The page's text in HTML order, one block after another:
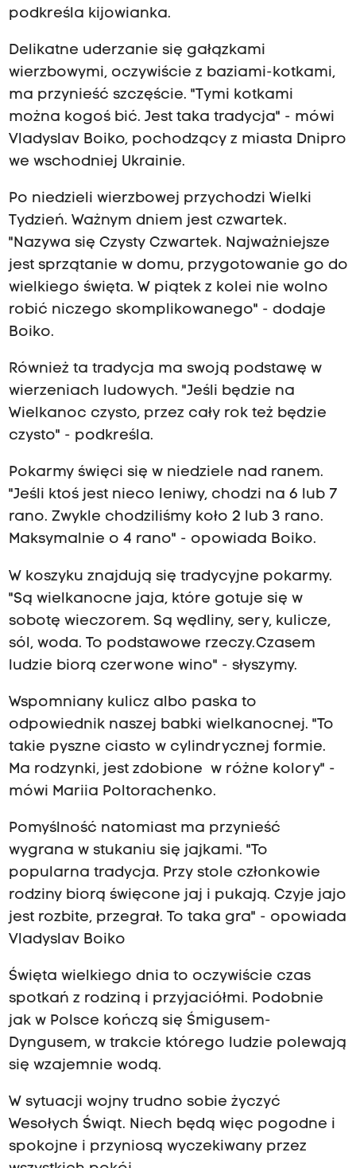
podkreśla kijowianka.
Delikatne uderzanie się gałązkami
wierzbowymi, oczywiście z baziami-kotkami,
ma przynieść szczęście. "Tymi kotkami
można kogoś bić. Jest taka tradycja" - mówi
Vladyslav Boiko, pochodzący z miasta Dnipro
we wschodniej Ukrainie.
Po niedzieli wierzbowej przychodzi Wielki
Tydzień. Ważnym dniem jest czwartek.
"Nazywa się Czysty Czwartek. Najważniejsze
jest sprzątanie w domu, przygotowanie go do
wielkiego święta. W piątek z kolei nie wolno
robić niczego skomplikowanego" - dodaje
Boiko.
Również ta tradycja ma swoją podstawę w
wierzeniach ludowych. "Jeśli będzie na
Wielkanoc czysto, przez cały rok też będzie
czysto" - podkreśla.
Pokarmy święci się w niedziele nad ranem.
"Jeśli ktoś jest nieco leniwy, chodzi na 6 lub 7
rano. Zwykle chodziliśmy koło 2 lub 3 rano.
Maksymalnie o 4 rano" - opowiada Boiko.
W koszyku znajdują się tradycyjne pokarmy.
"Są wielkanocne jaja, które gotuje się w
sobotę wieczorem. Są wędliny, sery, kulicze,
sól, woda. To podstawowe rzeczy. Czasem
ludzie biorą czerwone wino" - słyszymy.
Wspomniany kulicz albo paska to
odpowiednik naszej babki wielkanocnej. "To
takie pyszne ciasto w cylindrycznej formie.
Ma rodzynki, jest zdobione w różne kolory" -
mówi Mariia Poltorachenko.
Pomyślność natomiast ma przynieść
wygrana w stukaniu się jajkami. "To
popularna tradycja. Przy stole członkowie
rodziny biorą święcone jaj i pukają. Czyje jajo
jest rozbite, przegrał. To taka gra" - opowiada
Vladyslav Boiko
Święta wielkiego dnia to oczywiście czas
spotkań z rodziną i przyjaciółmi. Podobnie
jak w Polsce kończą się Śmigusem-
Dyngusem, w trakcie którego ludzie polewają
się wzajemnie wodą.
W sytuacji wojny trudno sobie życzyć
Wesołych Świąt. Niech będą więc pogodne i
spokojne i przyniosą wyczekiwany przez